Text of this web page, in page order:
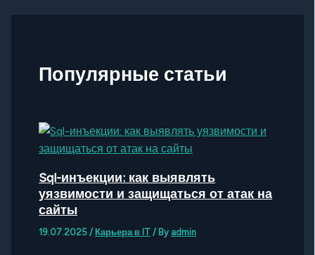
Популярные статьи
Sql-инъекции: как выявлять
уязвимости и защищаться от атак на
сайты
19.07.2025 / Карьера в IT / By admin